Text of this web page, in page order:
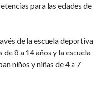
para las edades de
de la escuela deportiva
8 a 14 años y la escuela
niños y niñas de 4 a 7